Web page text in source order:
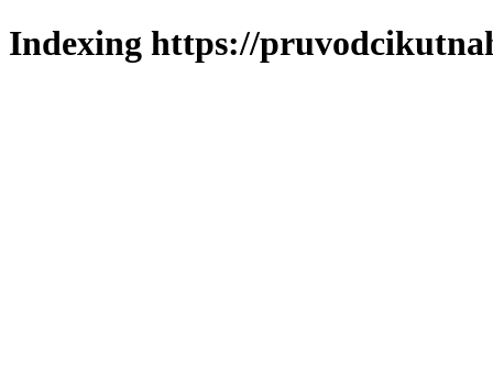
Indexing https://